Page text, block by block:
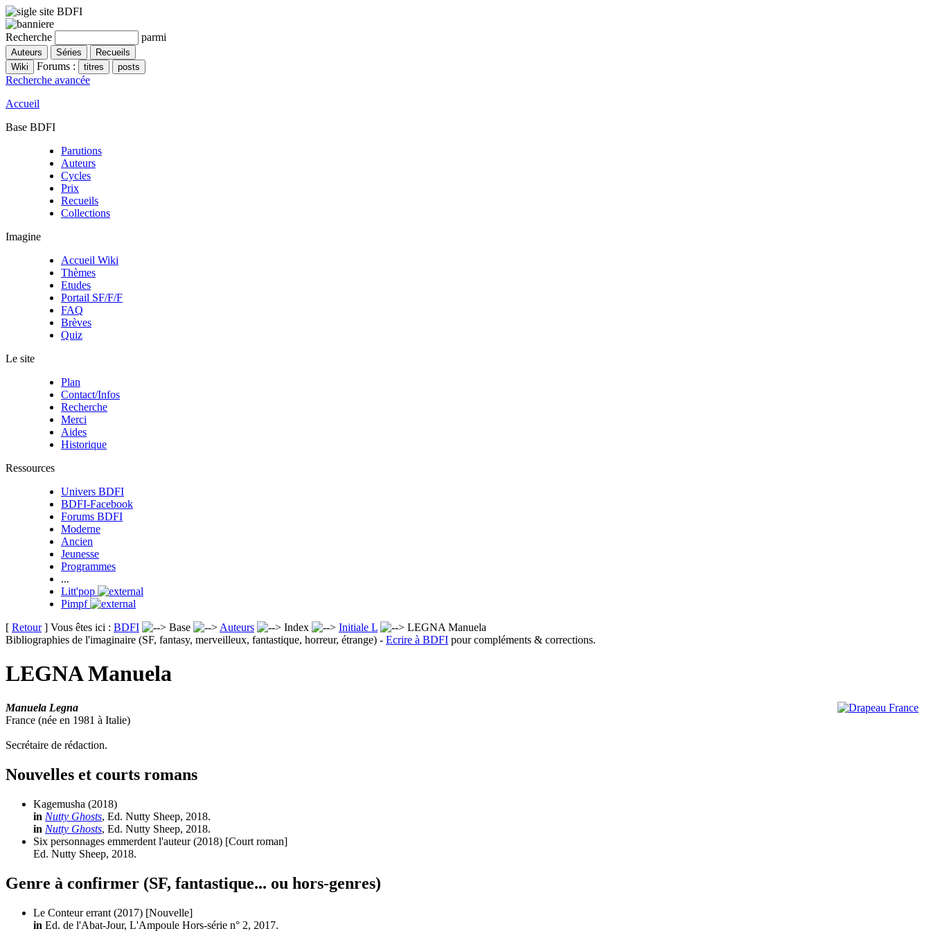
Recherche parmi
Forums :
Recherche avancée
Accueil
Base BDFI
Parutions
Auteurs
Cycles
Prix
Recueils
Collections
Imagine
Accueil Wiki
Thèmes
Etudes
Portail SF/F/F
FAQ
Brèves
Quiz
Le site
Plan
Contact/Infos
Recherche
Merci
Aides
Historique
Ressources
Univers BDFI
BDFI-Facebook
Forums BDFI
Moderne
Ancien
Jeunesse
Programmes
...
Litt'pop
Pimpf
[ Retour] Vous êtes ici : BDFI Base Auteurs Index Initiale L
LEGNA Manuela
Bibliographies de l'imaginaire (SF, fantasy, merveilleux, fantastique, horreur, étrange) - Ecrire à BDFI pour compléments & corrections.
LEGNA Manuela
Manuela Legna
France (née en 1981 à Italie)
Secrétaire de rédaction.
Nouvelles et courts romans
Kagemusha (2018)
in Nutty Ghosts, Ed. Nutty Sheep, 2018.
in Nutty Ghosts, Ed. Nutty Sheep, 2018.
Six personnages emmerdent l'auteur (2018) [Court roman]
Ed. Nutty Sheep, 2018.
Genre à confirmer (SF, fantastique... ou hors-genres)
Le Conteur errant (2017) [Nouvelle]
in Ed. de l'Abat-Jour, L'Ampoule Hors-série n° 2, 2017.